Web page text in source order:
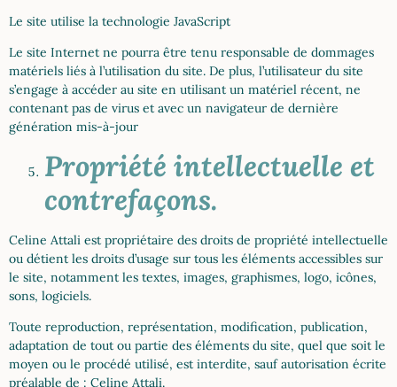
Le site utilise la technologie JavaScript
Le site Internet ne pourra être tenu responsable de dommages
matériels liés à l’utilisation du site. De plus, l’utilisateur du site
s’engage à accéder au site en utilisant un matériel récent, ne
contenant pas de virus et avec un navigateur de dernière
génération mis-à-jour
Propriété intellectuelle et
contrefaçons.
Celine Attali est propriétaire des droits de propriété intellectuelle
ou détient les droits d’usage sur tous les éléments accessibles sur
le site, notamment les textes, images, graphismes, logo, icônes,
sons, logiciels.
Toute reproduction, représentation, modification, publication,
adaptation de tout ou partie des éléments du site, quel que soit le
moyen ou le procédé utilisé, est interdite, sauf autorisation écrite
préalable de : Celine Attali.